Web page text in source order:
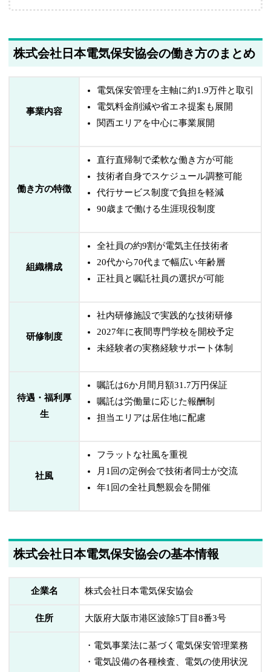
株式会社日本電気保安協会の働き方のまとめ
事業内容
電気保安管理を主軸に約1.9万件と取引
電気料金削減や省エネ提案も展開
関西エリアを中心に事業展開
働き方の特徴
直行直帰制で柔軟な働き方が可能
技術者自身でスケジュール調整可能
代行サービス制度で負担を軽減
90歳まで働ける生涯現役制度
組織構成
全社員の約9割が電気主任技術者
20代から70代まで幅広い年齢層
正社員と嘱託社員の選択が可能
研修制度
社内研修施設で実践的な技術研修
2027年に夜間専門学校を開校予定
未経験者の実務経験サポート体制
待遇・福利厚
生
嘱託は6か月間月額31.7万円保証
嘱託は労働量に応じた報酬制
担当エリアは居住地に配慮
社風
フラットな社風を重視
月1回の定例会で技術者同士が交流
年1回の全社員懇親会を開催
株式会社日本電気保安協会の基本情報
企業名 株式会社日本電気保安協会
住所 大阪府大阪市港区波除5丁目8番3号
・電気事業法に基づく電気保安管理業務
・電気設備の各種検査、電気の使用状況